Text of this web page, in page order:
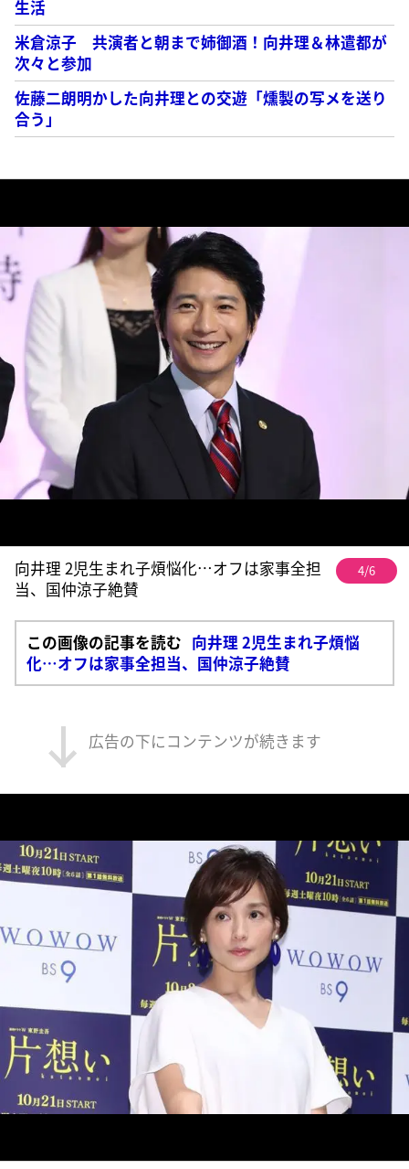
生活
米倉涼子 共演者と朝まで姉御酒！向井理＆林遣都が
次々と参加
佐藤二朗明かした向井理との交遊「燻製の写メを送り
合う」
向井理 2児生まれ子煩悩化…オフは家事全担
当、国仲涼子絶賛
4/6
この画像の記事を読む 向井理 2児生まれ子煩悩
化…オフは家事全担当、国仲涼子絶賛
広告の下にコンテンツが続きます